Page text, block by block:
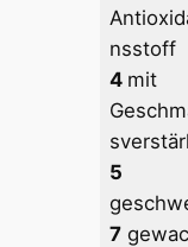
nsstoff
4 mit
5
7